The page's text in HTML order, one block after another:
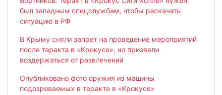
был западным спецслужбам, чтобы раскачать
ситуацию в РФ
В Крыму сняли запрет на проведение мероприятий
после теракта в «Крокусе», но призвали
воздержаться от развлечений
Опубликовано фото оружия из машины
подозреваемых в теракте в «Крокусе»